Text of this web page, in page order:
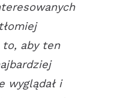
to, aby ten
wyglądał i